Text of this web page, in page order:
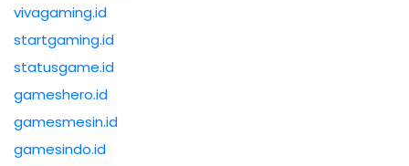
vivagaming.id
startgaming.id
statusgame.id
gameshero.id
gamesmesin.id
gamesindo.id